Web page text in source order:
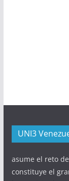
UNI3
asume el reto de
constituye el